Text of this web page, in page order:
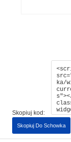
Skopiuj kod:
Skopiuj Do Schowka